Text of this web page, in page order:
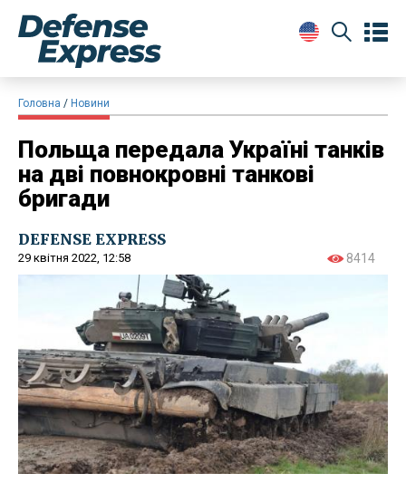
Головна Новини
Польща передала Україні танків
на дві повнокровні танкові
бригади
DEFENSE EXPRESS
29 квітня 2022, 12:58 8414